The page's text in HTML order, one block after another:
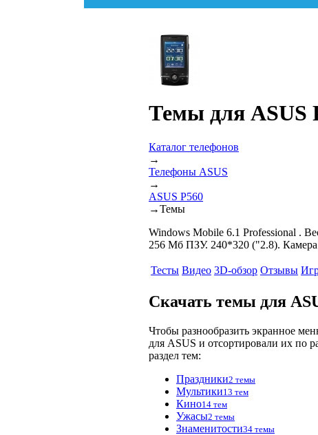
Темы для ASUS
Каталог телефонов
→
Телефоны ASUS
→
ASUS P560
→Темы
Windows Mobile 6.1 Professional .
256 Мб ПЗУ. 240*320 ("2.8).
Тесты Видео 3D-обзор Отзывы
Скачать темы для
Чтобы разнообразить экранное
для ASUS и отсортировали их по
раздел тем:
Праздники2 темы
Мультики13 тем
Кино14 тем
Ужасы2 темы
Знаменитости34 темы